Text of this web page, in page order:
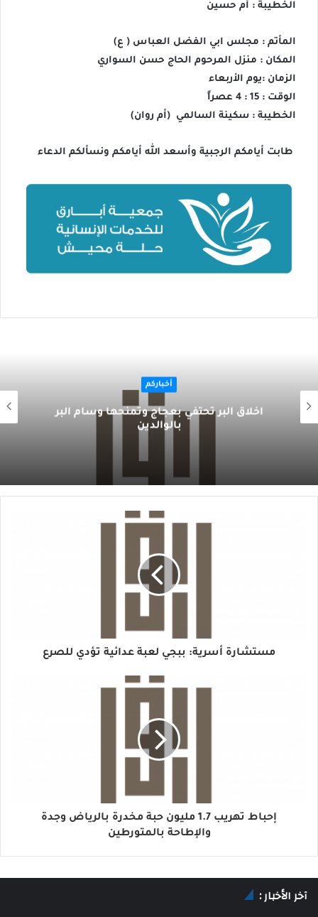
الخطيبة : أم حسين
المأتم : مجلس ابي الفضل العباس ( ع)
المكان : منزل المرحوم الحاج حسن السواري
الزمان :يوم الأربعاء
الوقت : 15 : 4 عصراً
الخطيبة : سكينة السالمي (أم روان)
طابت أيامكم الرجبية وأسعد الله أيامكم ونسألكم الدعاء
أخباركم
أخلاق البر تحتفي بعجاج وتمنحها وسام البر
بالوالدين
‏‏مستشارة أسرية: ببجي لعبة عدائية تؤدي للصرع
‏‏إحباط تهريب 1.7 مليون حبة مخدرة بالرياض وجدة
والإطاحة بالمتورطين
آخر الأخبار :